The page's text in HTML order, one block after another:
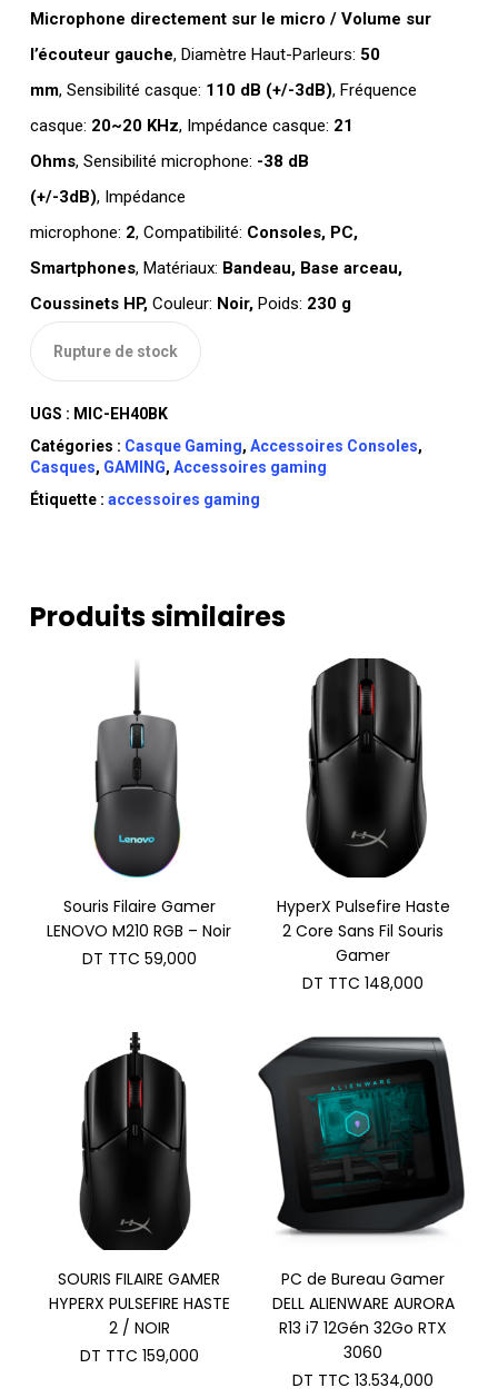
Microphone directement sur le micro / Volume sur
l’écouteur gauche, Diamètre Haut-Parleurs: 50
mm, Sensibilité casque: 110 dB (+/-3dB), Fréquence
casque: 20~20 KHz, Impédance casque: 21
Ohms, Sensibilité microphone: -38 dB
(+/-3dB), Impédance
microphone: 2, Compatibilité: Consoles, PC,
Smartphones, Matériaux: Bandeau, Base arceau,
Coussinets HP, Couleur: Noir, Poids: 230 g
Rupture de stock
UGS : MIC-EH40BK
Catégories : Casque Gaming, Accessoires Consoles,
Casques, GAMING, Accessoires gaming
Étiquette : accessoires gaming
Produits similaires
Souris Filaire Gamer
LENOVO M210 RGB – Noir
DT TTC 59,000
HyperX Pulsefire Haste
2 Core Sans Fil Souris
Gamer
DT TTC 148,000
SOURIS FILAIRE GAMER
HYPERX PULSEFIRE HASTE
2 / NOIR
DT TTC 159,000
PC de Bureau Gamer
DELL ALIENWARE AURORA
R13 i7 12Gén 32Go RTX
3060
DT TTC 13.534,000